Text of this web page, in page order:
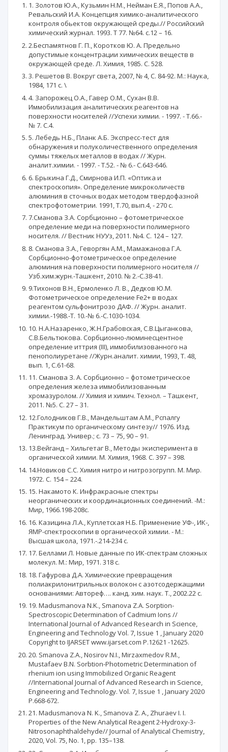
1. Золотов Ю.А., Кузьмин Н.М., Нейман Е.Я., Попов А.А.,
Ревальский И.А. Концепция химико-аналитического
контроля обьектов окружающей среды.// Российский
химический журнал. 1993. Т 77. №64. с.12 – 16.
2.Беспамятнов Г. П., Коротков Ю. А. Предельно
допустимые концентрации химических веществ в
окружающей среде. Л. Химия, 1985. С. 528.
3. Решетов В. Вокруг света, 2007, № 4, С. 84-92. М.: Наука,
1984, 171 с. \
4. Запорожец О.А., Гавер О.М., Сухан В.В.
Иммобилизация аналитических реагентов на
поверхности носителей //Успехи химии. - 1997. - Т.66.-
№ 7. С.4.
5. Лебедь Н.Б., Планк А.Б. Экспресс-тест для
обнаружения и полуколичественного определения
суммы тяжелых металлов в водах // Журн.
аналит.химии. - 1997. - Т.52. - № 6.- С.643-646.
6. Брыкина Г.Д., Смирнова И.П. «Оптика и
спектроскопия». Определение микроколичеств
алюминия в сточных водах методом твердофазной
спектрофотометрии. 1991, Т.70, вып.4, - 270 с.
7.Сманова З.А. Сорбционно – фотометрическое
определение меди на поверхности полимерного
носителя. // Вестник НУУз, 2011. №4. С. 124 – 127.
8. Сманова З.А., Геворгян А.М., Мамажанова Г.А.
Сорбционно-фотометрическое определение
алюминия на поверхности полимерного носителя //
Узб.хим.журн.-Ташкент, 2010. № 2.-С.38-41.
9.Тихонов В.Н., Ермоленко Л. В., Дедков Ю.М.
Фотометрическое определение Fe2+ в водах
реагентом сульфонитрозо ДАФ. // Журн. аналит.
химии.-1988.-Т. 10.-№ 6.-C.1030-1034.
10. Н.А.Назаренко, Ж.Н.Грабовская, С.В.Цыганкова,
С.В.Бельтюкова. Сорбционно-люминесцентное
определение иттрия (III), иммобилизованного на
пенополиуретане //Журн.аналит. химии, 1993, Т. 48,
вып. 1, С.61-68.
11. Сманова З. А. Сорбционно – фотометрическое
определения железа иммобилизованным
хромазуролом. // Химия и химич. Технол. – Ташкент,
2011. №5. С. 27 – 31.
12.Голодников Г.В., Мандельштам А.М., Рспалгу
Практикум по органическому синтезу// 1976. Изд.
Ленинград. Универ.; с. 73 – 75, 90 – 91.
13.Вейганд – Хильгетаг В., Методы экисперимента в
органической химии. М. Химия, 1968. С. 397 – 398.
14.Новиков С.С. Химия нитро и нитрозогрупп. М. Мир.
1972. С. 154 – 224.
15. Накамото К. Инфракрасные спектры
неорганических и координационных соединений. -М.:
Мир, 1966.198-208с.
16. Казицина Л.А., Куплетская Н.Б. Применение УФ-, ИК-,
ЯМР-спектроскопии в органической химии. - М.:
Высшая школа, 1971.-.214-234 с.
17. Беллами Л. Новые данные по ИК-спектрам сложных
молекул. М.: Мир, 1971. 318 с.
18. Гафурова Д.А. Химические превращения
полиакрилонитрильных волокон с азотсодержащими
основаниями: Автореф…. канд. хим. наук. Т., 2002.22 с.
19. Madusmanova N.K., Smanova Z.A. Sorption-
Spectroscopic Determination of Cadmium Ions //
International Journal of Advanced Research in Science,
Engineering and Technology Vol. 7, Issue 1 , January 2020
Copyright to IJARSET www.ijarset.com Р.12621 -12625.
20. Smanova Z.A., Nosirov N.I., Mirzaxmedov R.M.,
Mustafaev B.N. Sorbtion-Photometric Determination of
rhenium ion using Immobilized Organic Reagent
//International Journal of Advanced Research in Science,
Engineering and Technology. Vol. 7, Issue 1 , January 2020
Р.668-672.
21. Madusmanova N. K., Smanova Z. A., Zhuraev I. I.
Properties of the New Analytical Reagent 2-Hydroxy-3-
Nitrosonaphthaldehyde// Journal of Analytical Chemistry,
2020, Vol. 75, No. 1, pp. 135–138.